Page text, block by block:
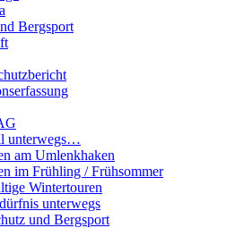
Bergsport
unterwegs…
am Umlenkhaken
im Frühling / Frühsommer
Wintertouren
unterwegs
und Bergsport